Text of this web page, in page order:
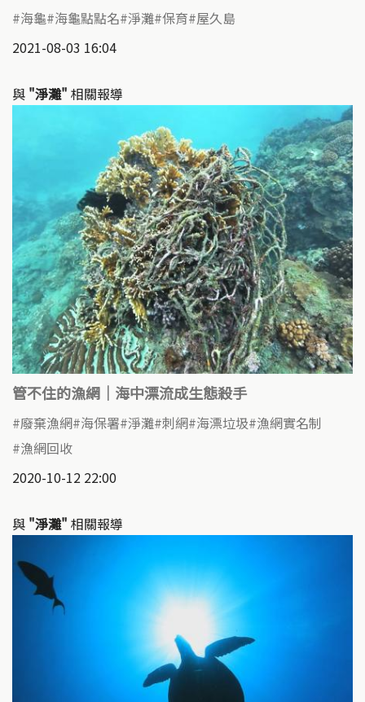
海龜 海龜點點名 淨灘 保育 屋久島
2021-08-03 16:04
與 "淨灘" 相關報導
管不住的漁網│海中漂流成生態殺手
廢棄漁網 海保署 淨灘 刺網 海漂垃圾 漁網實名制
漁網回收
2020-10-12 22:00
與 "淨灘" 相關報導